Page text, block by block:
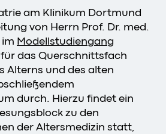
am Klinikum Dortmund
von Herrn Prof. Dr. med.
im Modellstudiengang
für das Querschnittsfach
Alterns und des alten
durch. Hierzu findet ein
zu den
der Altersmedizin statt,